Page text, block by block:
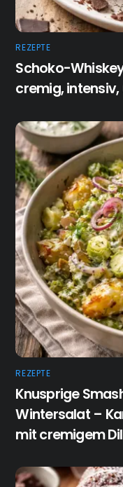
REZEPTE
Schoko-
cremig,
REZEPTE
Knusprige
Wintersalat –
mit cremigem